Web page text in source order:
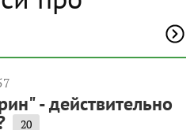
- действительно
20